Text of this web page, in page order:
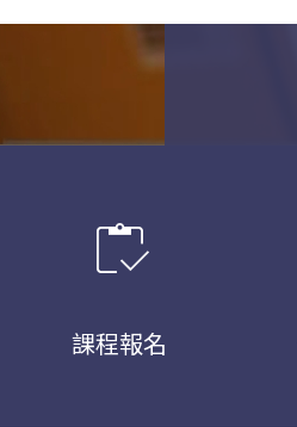
inventory
課程報名